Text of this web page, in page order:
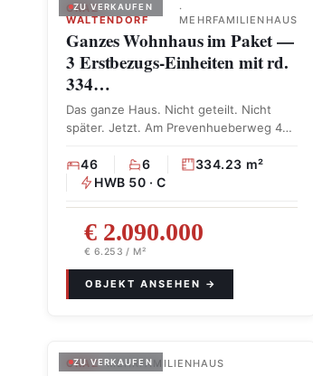
ZU VERKAUFEN
GRAZ –
WALTENDORF
·
MEHRFAMILIENHAUS
Ganzes Wohnhaus im Paket —
3 Erstbezugs-Einheiten mit rd.
334…
Das ganze Haus. Nicht geteilt. Nicht
später. Jetzt. Am Prevenhueberweg 46,
46 6
334.23 m²
HWB 50 · C
€ 2.090.000
€ 6.253 / M²
ZU VERKAUFEN
GRAZ· MEHRFAMILIENHAUS